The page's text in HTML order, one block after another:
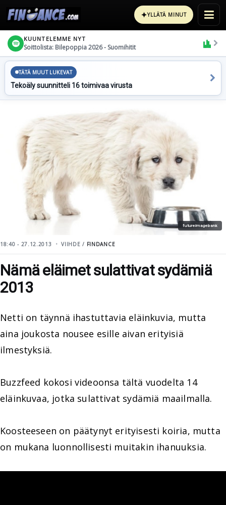
✦YLLÄTÄ MINUT
KUUNTELEMME NYT
Soittolista: Bilepoppia 2026 - Suomihitit
TÄTÄ MUUT LUKEVAT
Tekoäly suunnitteli 16 toimivaa virusta
futureimagebank
18:40 - 27.12.2013 VIIHDE / FINDANCE
Nämä eläimet sulattivat sydämiä
2013
Netti on täynnä ihastuttavia eläinkuvia, mutta
aina joukosta nousee esille aivan erityisiä
ilmestyksiä.
Buzzfeed kokosi videoonsa tältä vuodelta 14
eläinkuvaa, jotka sulattivat sydämiä maailmalla.
Koosteeseen on päätynyt erityisesti koiria, mutta
on mukana luonnollisesti muitakin ihanuuksia.